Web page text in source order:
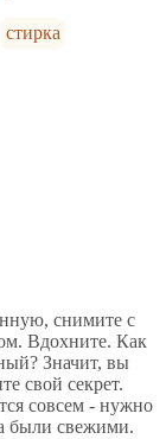
стирка
снимите с
Вдохните. Как
Значит, вы
свой секрет.
совсем - нужно
были свежими.